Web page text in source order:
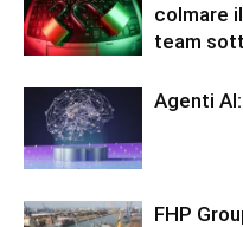
colmare
team
Agenti
FHP